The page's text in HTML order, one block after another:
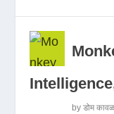
byडोम